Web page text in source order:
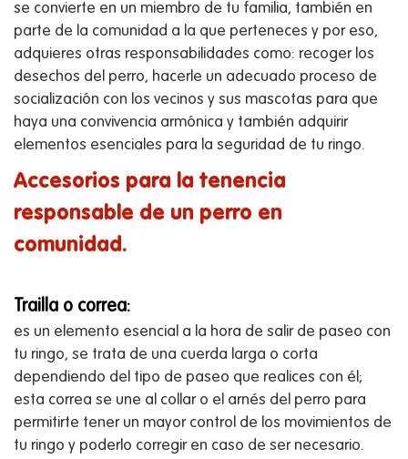
se convierte en un miembro de tu familia, también en
parte de la comunidad a la que perteneces y por eso,
adquieres otras responsabilidades como: recoger los
desechos del perro, hacerle un adecuado proceso de
socialización con los vecinos y sus mascotas para que
haya una convivencia armónica y también adquirir
elementos esenciales para la seguridad de tu ringo.
Accesorios para la tenencia
responsable de un perro en
comunidad.
Trailla o correa:
es un elemento esencial a la hora de salir de paseo con
tu ringo, se trata de una cuerda larga o corta
dependiendo del tipo de paseo que realices con él;
esta correa se une al collar o el arnés del perro para
permitirte tener un mayor control de los movimientos de
tu ringo y poderlo corregir en caso de ser necesario.